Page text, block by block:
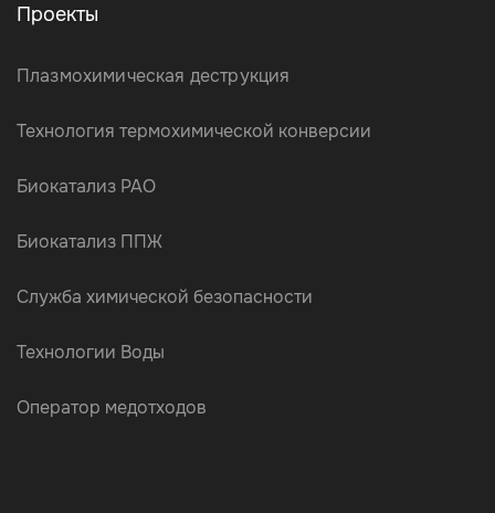
Проекты
Плазмохимическая деструкция
Технология термохимической конверсии
Биокатализ РАО
Биокатализ ППЖ
Служба химической безопасности
Технологии Воды
Оператор медотходов